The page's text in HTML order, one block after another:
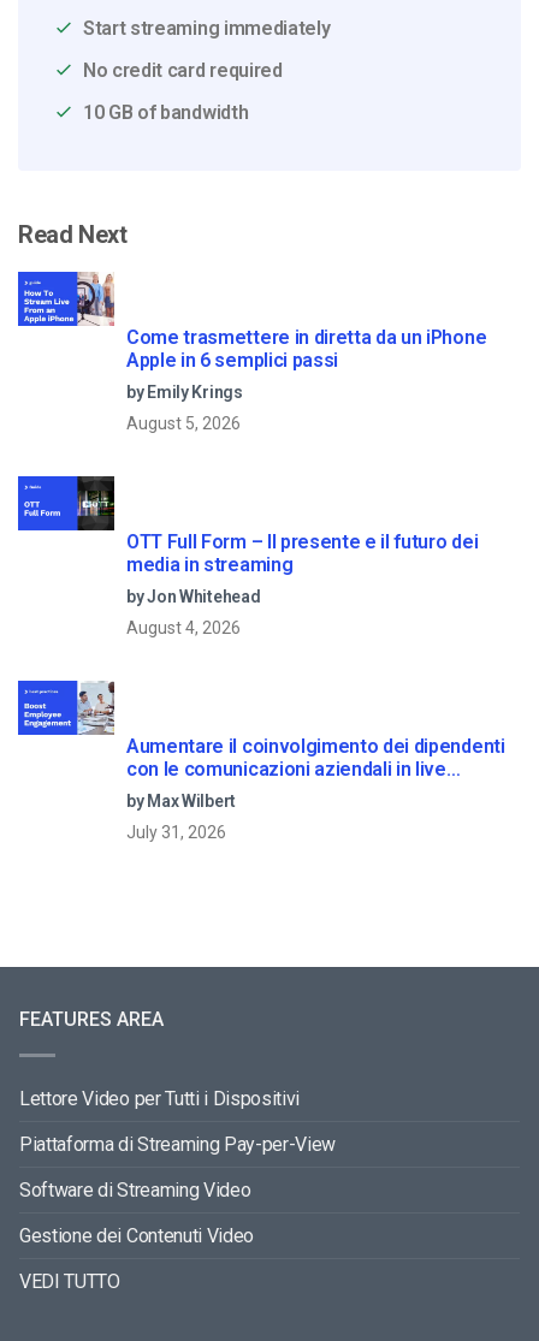
Start streaming immediately
No credit card required
10 GB of bandwidth
Read Next
Come trasmettere in diretta da un iPhone
Apple in 6 semplici passi
by Emily Krings
August 5, 2026
OTT Full Form – Il presente e il futuro dei
media in streaming
by Jon Whitehead
August 4, 2026
Aumentare il coinvolgimento dei dipendenti
con le comunicazioni aziendali in live
streaming
by Max Wilbert
July 31, 2026
FEATURES AREA
Lettore Video per Tutti i Dispositivi
Piattaforma di Streaming Pay-per-View
Software di Streaming Video
Gestione dei Contenuti Video
VEDI TUTTO